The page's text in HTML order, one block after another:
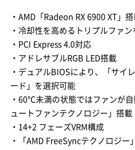
・AMD「Radeon RX 6900 XT」
・冷却性を高めるトリプルファン
・PCI Express 4.0対応
・アドレサブルRGB LED搭載
・デュアルBIOSにより、「サイ
ード」を選択可能
・60℃未満の状態ではファンが
ュートファンテクノロジー」搭載
・14+2 フェーズVRM構成
・「AMD FreeSyncテクノロジー